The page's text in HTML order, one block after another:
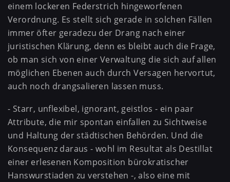
einem lockeren Federstrich hingeworfenen
Verordnung. Es stellt sich gerade in solchen Fällen
immer öfter geradezu der Drang nach einer
juristischen Klärung, denn es bleibt auch die Frage,
ob man sich von einer Verwaltung die sich auf allen
möglichen Ebenen auch durch Versagen hervortut,
auch noch drangsalieren lassen muss.
- Starr, unflexibel, ignorant, geistlos - ein paar
Attribute, die mir spontan einfallen zu Sichtweise
und Haltung der städtischen Behörden. Und die
Konsequenz daraus - wohl im Resultat als Destillat
einer erlesenen Komposition bürokratischer
Hanswurstiaden zu verstehen -, also eine mit